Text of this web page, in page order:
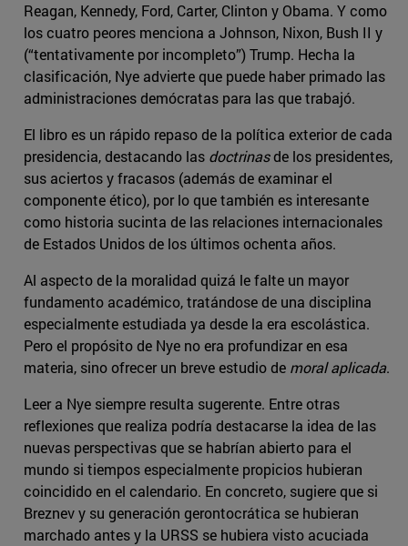
Reagan, Kennedy, Ford, Carter, Clinton y Obama. Y como
los cuatro peores menciona a Johnson, Nixon, Bush II y
(“tentativamente por incompleto”) Trump. Hecha la
clasificación, Nye advierte que puede haber primado las
administraciones demócratas para las que trabajó.
El libro es un rápido repaso de la política exterior de cada
presidencia, destacando las doctrinasde los presidentes,
sus aciertos y fracasos (además de examinar el
componente ético), por lo que también es interesante
como historia sucinta de las relaciones internacionales
de Estados Unidos de los últimos ochenta años.
Al aspecto de la moralidad quizá le falte un mayor
fundamento académico, tratándose de una disciplina
especialmente estudiada ya desde la era escolástica.
Pero el propósito de Nye no era profundizar en esa
materia, sino ofrecer un breve estudio de moral aplicada.
Leer a Nye siempre resulta sugerente. Entre otras
reflexiones que realiza podría destacarse la idea de las
nuevas perspectivas que se habrían abierto para el
mundo si tiempos especialmente propicios hubieran
coincidido en el calendario. En concreto, sugiere que si
Breznev y su generación gerontocrática se hubieran
marchado antes y la URSS se hubiera visto acuciada